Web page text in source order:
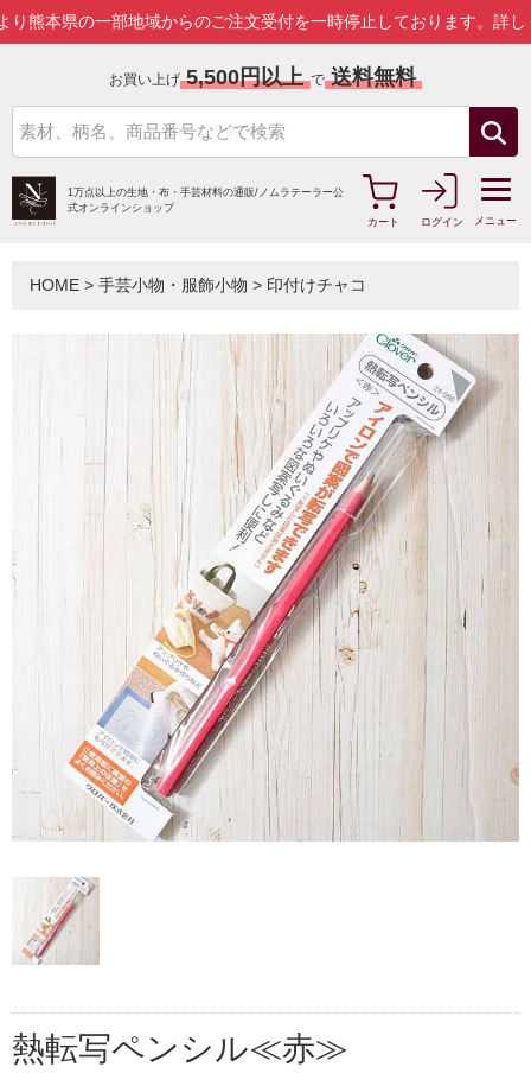
の一部地域からのご注文受付を一時停止しております。詳しくはこち
お買い上げ 5,500円以上 で 送料無料
1万点以上の生地・布・手芸材料の通販/ ノムラテーラー公
式オンラインショップ
カート
ログイン メニュー
HOME > 手芸小物・服飾小物 > 印付けチャコ
熱転写ペンシル≪赤≫